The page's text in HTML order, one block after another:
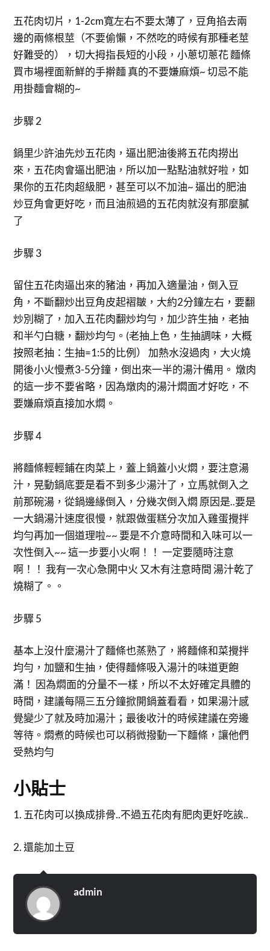
五花肉切片，1-2cm寬左右不要太薄了，豆角掐去兩
邊的兩條根莖（不要偷懶，不然吃的時候有那種老莖
好難受的），切大拇指長短的小段，小蔥切蔥花 麵條
買市場裡面新鮮的手擀麵 真的不要嫌麻煩~ 切忌不能
用掛麵會糊的~
步驟 2
鍋里少許油先炒五花肉，逼出肥油後將五花肉撈出
來，五花肉會逼出肥油，所以加一點點油就好啦，如
果你的五花肉超級肥，甚至可以不加油~ 逼出的肥油
炒豆角會更好吃，而且油煎過的五花肉就沒有那麼膩
了
步驟 3
留住五花肉逼出來的豬油，再加入適量油，倒入豆
角，不斷翻炒出豆角皮起褶皺，大約2分鐘左右，要翻
炒別糊了，加入五花肉翻炒均勻，加少許生抽，老抽
和半勺白糖，翻炒均勻。(老抽上色，生抽調味，大概
按照老抽：生抽=1:5的比例） 加熱水沒過肉，大火燒
開後小火慢煮3-5分鐘，倒出來一半的湯汁備用。 燉肉
的這一步不要省略，因為燉肉的湯汁燜面才好吃，不
要嫌麻煩直接加水燜。
步驟 4
將麵條輕輕鋪在肉菜上，蓋上鍋蓋小火燜，要注意湯
汁，晃動鍋底要是看不到多少湯汁了，立馬就倒入之
前那碗湯，從鍋邊緣倒入，分幾次倒入燜 原因是..要是
一大鍋湯汁速度很慢，就跟做蛋糕分次加入雞蛋攪拌
均勻再加一個道理啦~~ 要是不介意時間和入味可以一
次性倒入~~ 這一步要小火啊！！ 一定要隨時注意
啊！！ 我有一次心急開中火 又木有注意時間 湯汁乾了
燒糊了。。
步驟 5
基本上沒什麼湯汁了麵條也蒸熟了，將麵條和菜攪拌
均勻，加鹽和生抽，使得麵條吸入湯汁的味道更飽
滿！ 因為燜面的分量不一樣，所以不太好確定具體的
時間，建議每隔三五分鐘掀開鍋蓋看看，如果湯汁感
覺變少了就及時加湯汁；最後收汁的時候建議在旁邊
等待。燜煮的時候也可以稍微撥動一下麵條，讓他們
受熱均勻
小貼士
1. 五花肉可以換成排骨..不過五花肉有肥肉更好吃誒..
2. 還能加土豆
admin